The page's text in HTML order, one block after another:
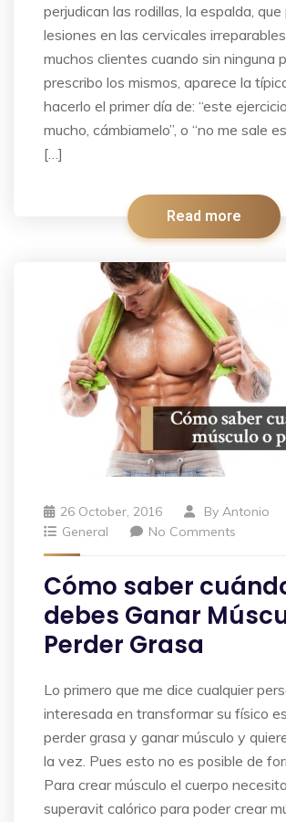
perjudican las rodillas, la espalda,
lesiones en las cervicales
muchos clientes cuando sin ninguna
prescribo los mismos, aparece la
hacerlo el primer día de: “este
mucho, cámbiamelo”, o “no me sale
[…]
Read more
26 October, 2016 By Antonio
General
No Comments
Cómo saber
debes Ganar
Perder Grasa
Lo primero que me dice cualquier
interesada en transformar su físico
perder grasa y ganar músculo y
la vez. Pues esto no es posible de
Para crear músculo el cuerpo
superavit calórico para poder crear